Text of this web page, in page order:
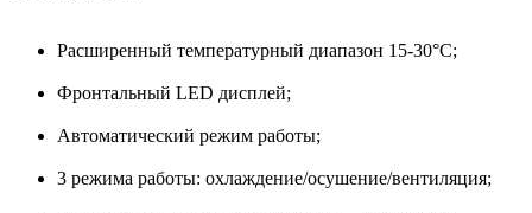
Расширенный температурный диапазон 15-30°С;
Фронтальный LED дисплей;
Автоматический режим работы;
3 режима работы: охлаждение/осушение/вентиляция;